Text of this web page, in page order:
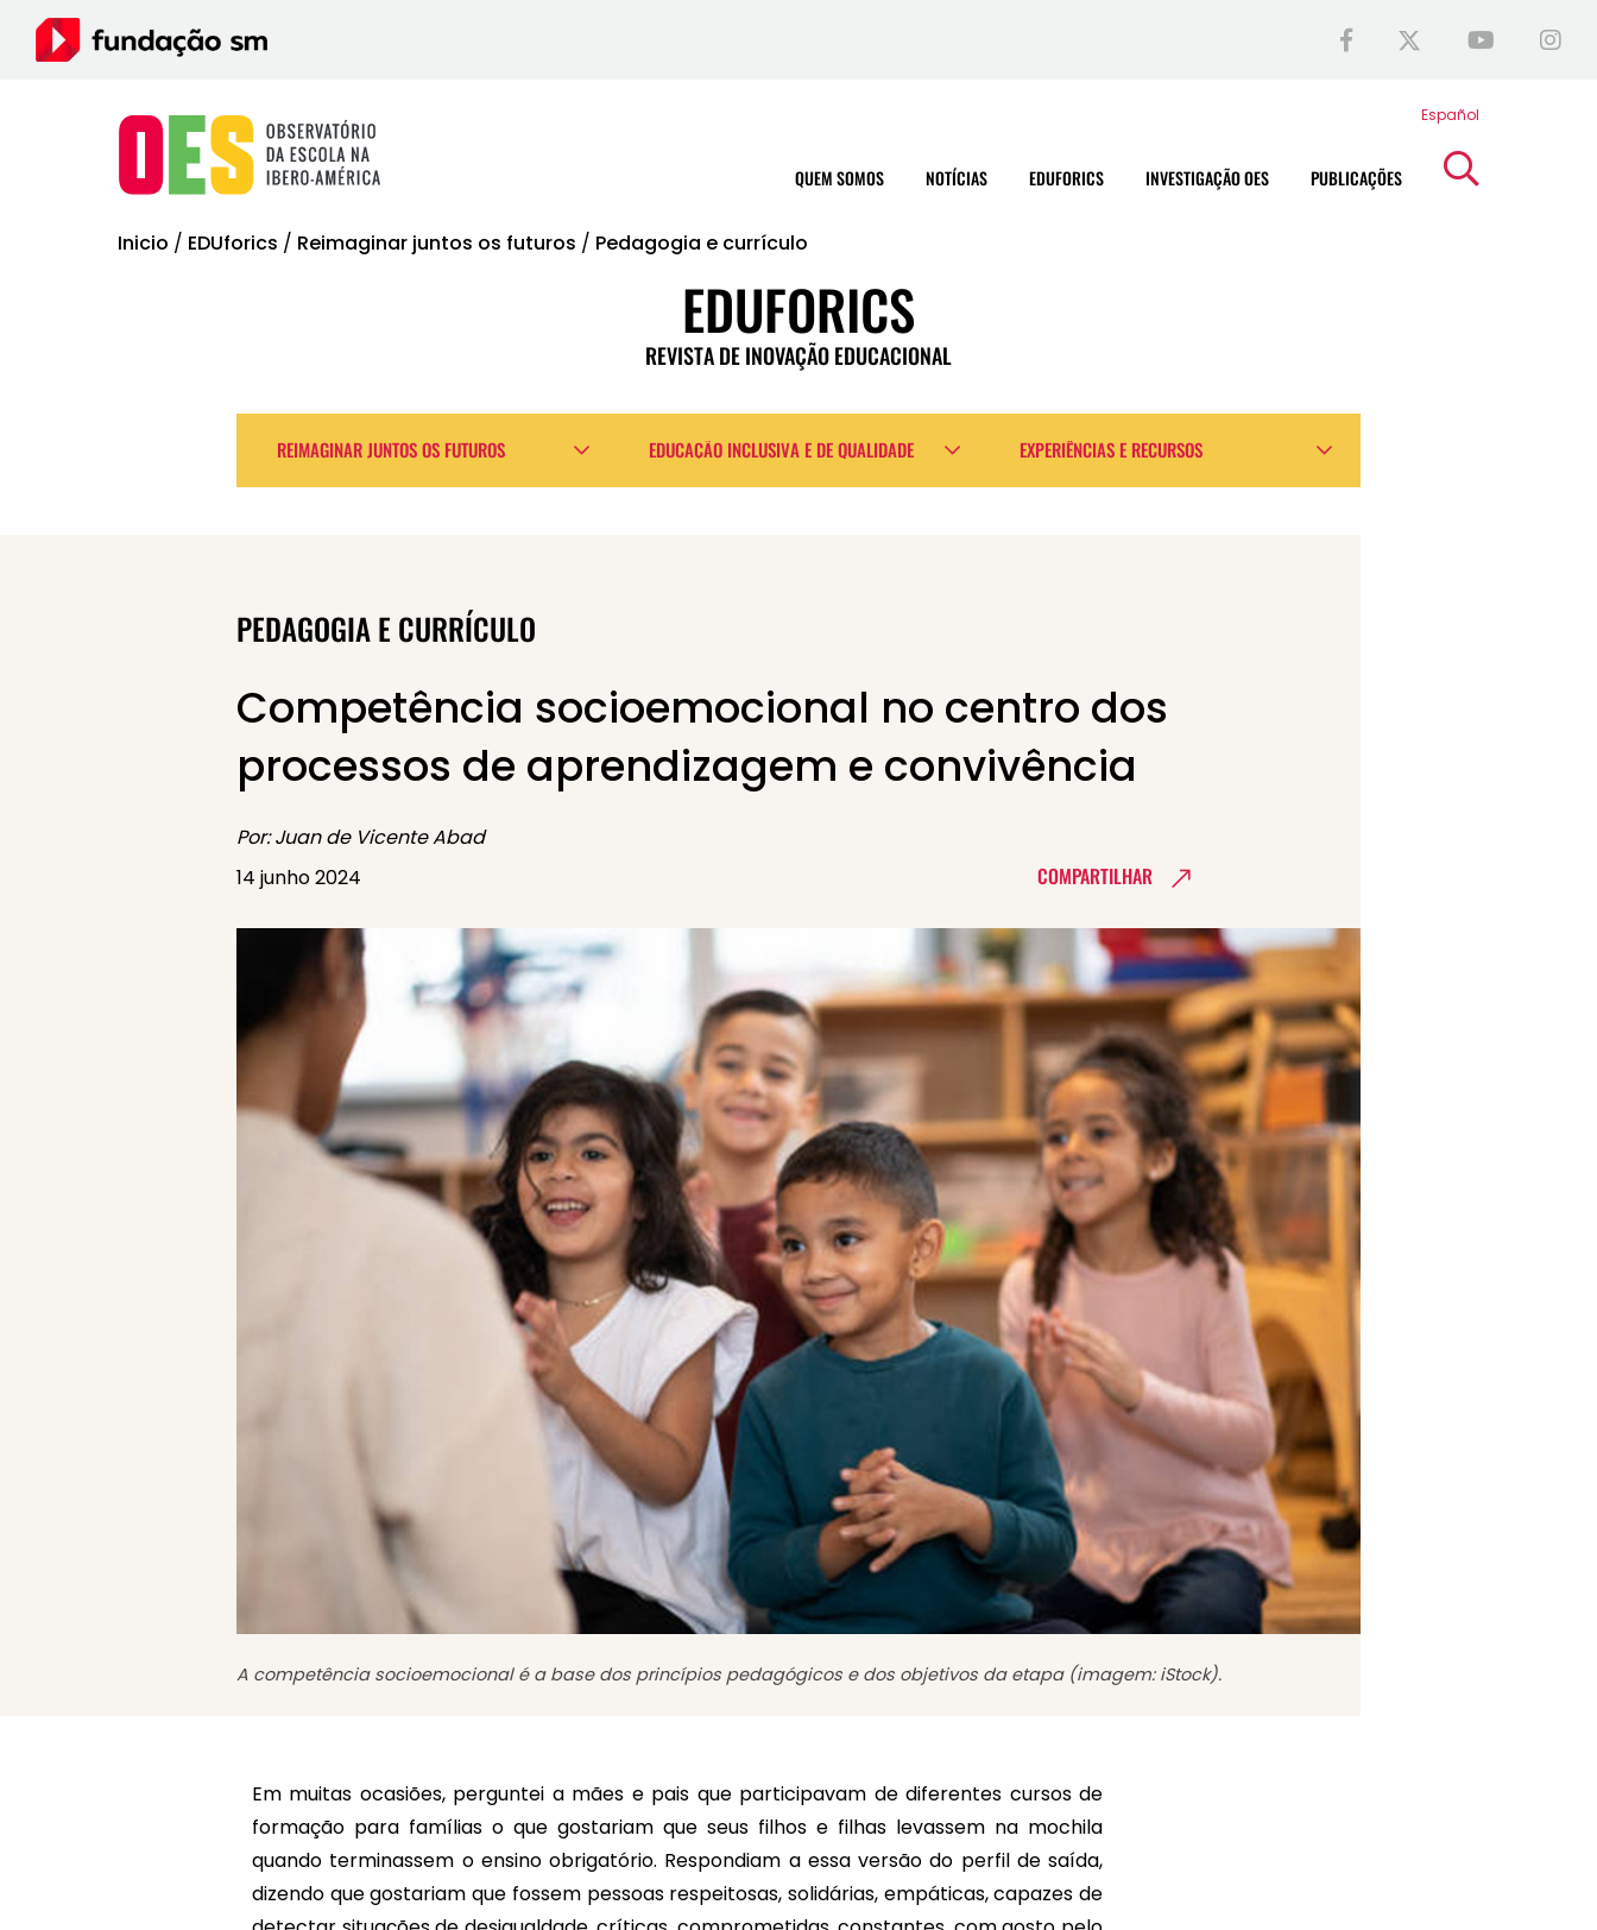
QUEM SOMOS NOTÍCIAS EDUFORICS INVESTIGAÇÃO OES PUBLICAÇÕES
Español
Inicio / EDUforics / Reimaginar juntos os futuros / Pedagogia e currículo
EDUFORICS
REVISTA DE INOVAÇÃO EDUCACIONAL
REIMAGINAR JUNTOS OS FUTUROS EDUCAÇÃO INCLUSIVA E DE QUALIDADE EXPERIÊNCIAS E RECURSOS
PEDAGOGIA E CURRÍCULO
Competência socioemocional no centro dos
processos de aprendizagem e convivência
Por: Juan de Vicente Abad
14 junho 2024
COMPARTILHAR
A competência socioemocional é a base dos princípios pedagógicos e dos objetivos da etapa (imagem: iStock).
Em muitas ocasiões, perguntei a mães e pais que participavam de diferentes cursos de
formação para famílias o que gostariam que seus filhos e filhas levassem na mochila
quando terminassem o ensino obrigatório. Respondiam a essa versão do perfil de saída,
dizendo que gostariam que fossem pessoas respeitosas, solidárias, empáticas, capazes de